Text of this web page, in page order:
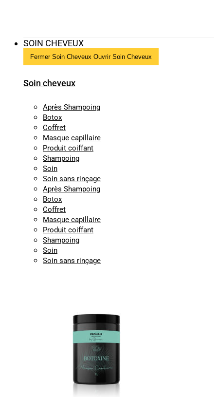
SOIN CHEVEUX
Fermer Soin Cheveux Ouvrir Soin Cheveux
Soin cheveux
Après Shampoing
Botox
Coffret
Masque capillaire
Produit coiffant
Shampoing
Soin
Soin sans rinçage
Après Shampoing
Botox
Coffret
Masque capillaire
Produit coiffant
Shampoing
Soin
Soin sans rinçage